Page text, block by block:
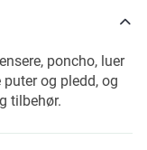
poncho, luer
og pledd, og
tilbehør.